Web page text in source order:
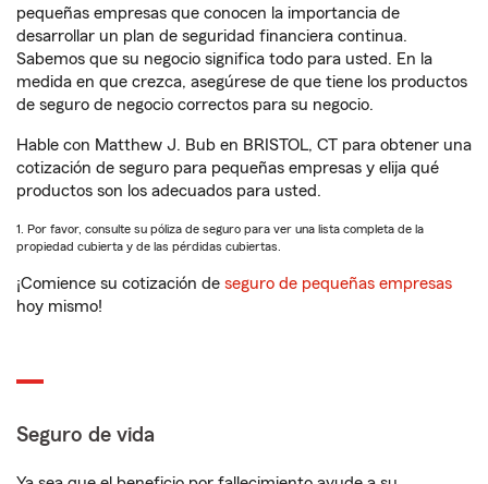
pequeñas empresas que conocen la importancia de
desarrollar un plan de seguridad financiera continua.
Sabemos que su negocio significa todo para usted. En la
medida en que crezca, asegúrese de que tiene los productos
de seguro de negocio correctos para su negocio.
Hable con Matthew J. Bub en BRISTOL, CT para obtener una
cotización de seguro para pequeñas empresas y elija qué
productos son los adecuados para usted.
1. Por favor, consulte su póliza de seguro para ver una lista completa de la
propiedad cubierta y de las pérdidas cubiertas.
¡Comience su cotización de seguro de pequeñas empresas
hoy mismo!
Seguro de vida